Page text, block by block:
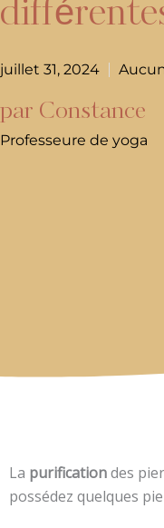
juillet 31, 2024
par Constance
Professeure de yoga
La purificationdes
possédez quelques